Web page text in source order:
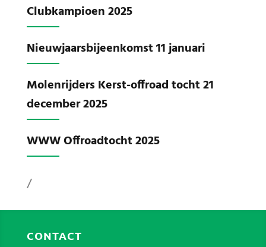
Clubkampioen 2025
Nieuwjaarsbijeenkomst 11 januari
Molenrijders Kerst-offroad tocht 21
december 2025
WWW Offroadtocht 2025
/
CONTACT